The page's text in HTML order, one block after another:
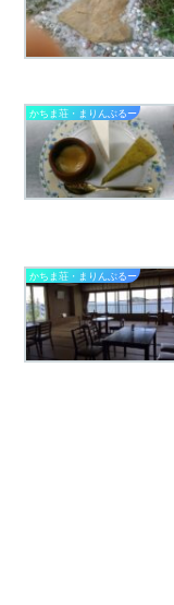
かちま荘・まりんぶるー
かちま荘・まりんぶるー